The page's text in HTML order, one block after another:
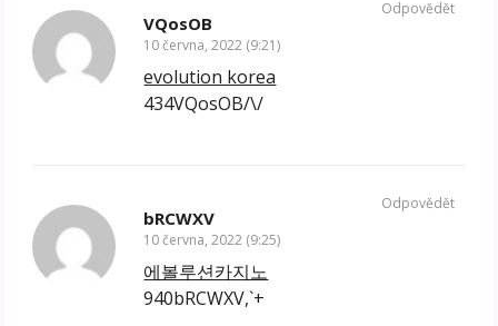
VQosOB
10 června, 2022 (9:21)
evolution korea
434VQosOB/\/
Odpovědět
bRCWXV
10 června, 2022 (9:25)
에볼루션카지노
940bRCWXV,`+
Odpovědět